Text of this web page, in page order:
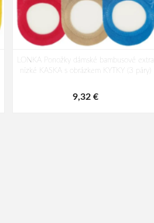
LONKA Ponožky dámské bambusové extra
nízké KASKA s obrázkem KYTKY (3 páry)
9,32 €